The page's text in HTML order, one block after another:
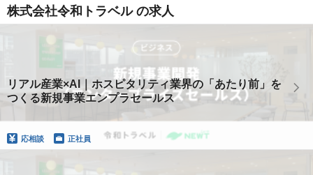
株式会社令和トラベル の求人
リアル産業×AI｜ホスピタリティ業界の「あたり前」を
つくる新規事業エンプラセールス
応相談 正社員